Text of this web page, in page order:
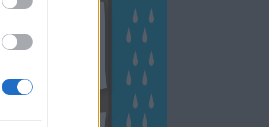
Kertészete
Hírlevél feliratkozás